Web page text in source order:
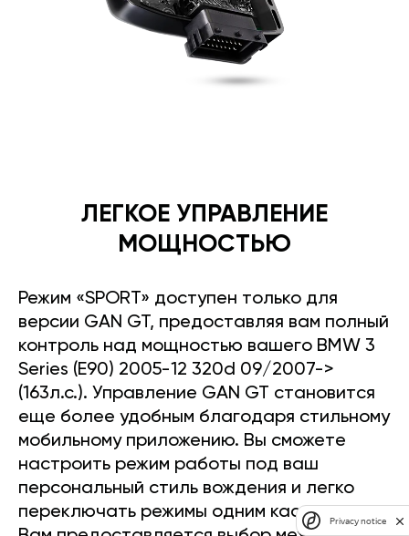
ЛЕГКОЕ УПРАВЛЕНИЕ
МОЩНОСТЬЮ
Режим «SPORT» доступен только для
версии GAN GT, предоставляя вам полный
контроль над мощностью вашего BMW 3
Series (E90) 2005-12 320d 09/2007->
(163л.с.). Управление GAN GT становится
еще более удобным благодаря стильному
мобильному приложению. Вы сможете
настроить режим работы под ваш
персональный стиль вождения и легко
переключать режимы одним касанием.Privacy notice